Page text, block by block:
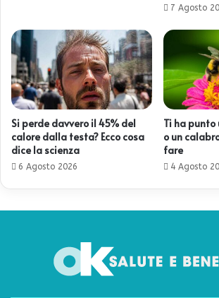
7 Agosto
Si perde davvero il 45% del
calore dalla testa? Ecco cosa
dice la scienza
6 Agosto 2026
Ti ha punto
o un
fare
4 Agosto